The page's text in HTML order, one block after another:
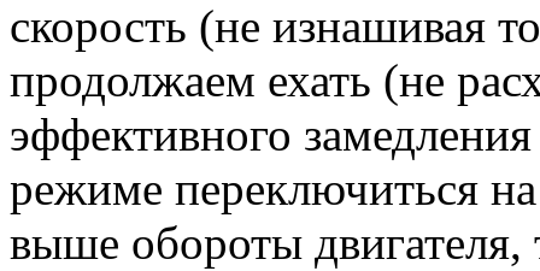
скорость (не изнашивая
продолжаем ехать (не
эффективного
режиме переключиться
выше обороты